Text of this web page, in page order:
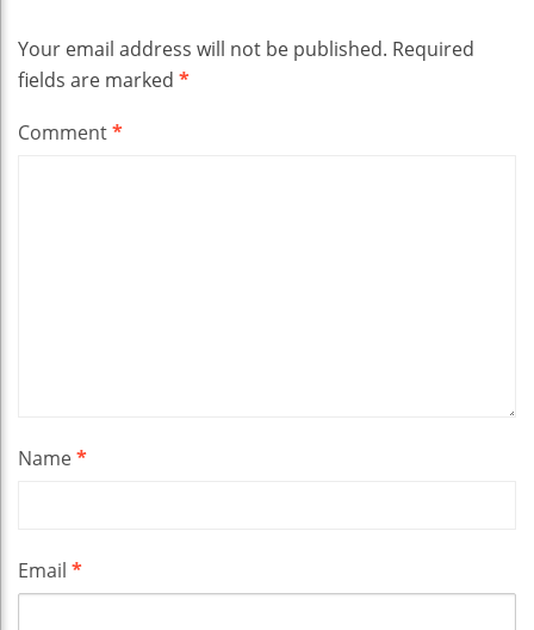
Your email address will not be published. Required
fields are marked *
Comment*
Name*
Email *